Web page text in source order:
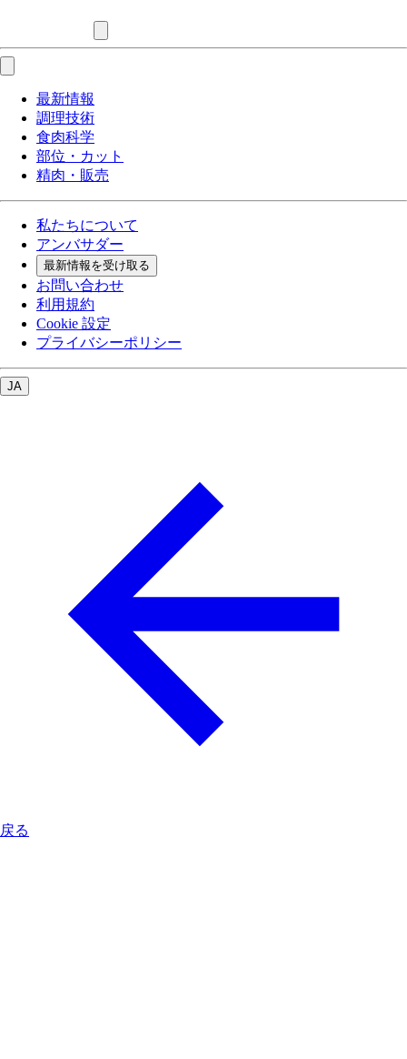
最新情報
調理技術
食肉科学
部位・カット
精肉・販売
私たちについて
アンバサダー
最新情報を受け取る
お問い合わせ
利用規約
Cookie 設定
プライバシーポリシー
JA
戻る